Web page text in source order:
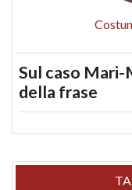
Sul caso Mari-
della frase